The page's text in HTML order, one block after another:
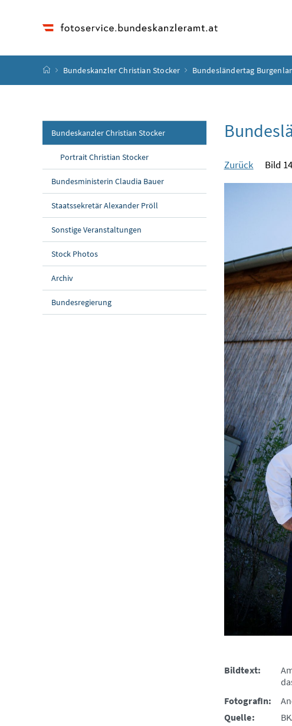
Startseite
Bundeskanzler Christian Stocker Bundesländertag
Bundeskanzler Christian Stocker
Portrait Christian Stocker
Bundesministerin Claudia Bauer
Staatssekretär Alexander Pröll
Sonstige Veranstaltungen
Stock Photos
Archiv
Bundesregierung
Zurück Bild
Bildtext:
FotografIn:
Quelle: